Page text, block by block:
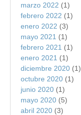
marzo 2022 (1)
febrero 2022 (1)
enero 2022 (3)
mayo 2021 (1)
febrero 2021 (1)
enero 2021 (1)
diciembre 2020 (1)
octubre 2020 (1)
junio 2020 (1)
mayo 2020 (5)
abril 2020 (3)